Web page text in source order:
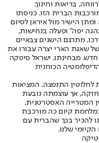
בריאות וחינוך.
הברית הזו. כניסתו
הישיר מול איראן לסיום
יפה" ופעלה בנחישות,
מתרגם הישגים צבאיים
שאגת הארי יצרה עבורו את
מבחינתו, ישראל סיפקה
הכוחנית
לחלוטין התנפצה. המציאות
אך עוצמתה נובעת
המטרייה האסטרטגית,
קיום כה מורכבת
להכיר בכך שהברית עם
שלנו.